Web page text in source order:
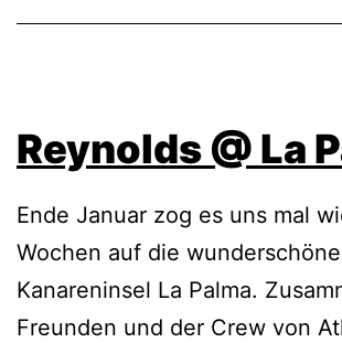
Reynolds @ La
Ende Januar zog es uns mal
Wochen auf die wunderschöne
Kanareninsel La Palma.
Freunden und der Crew von